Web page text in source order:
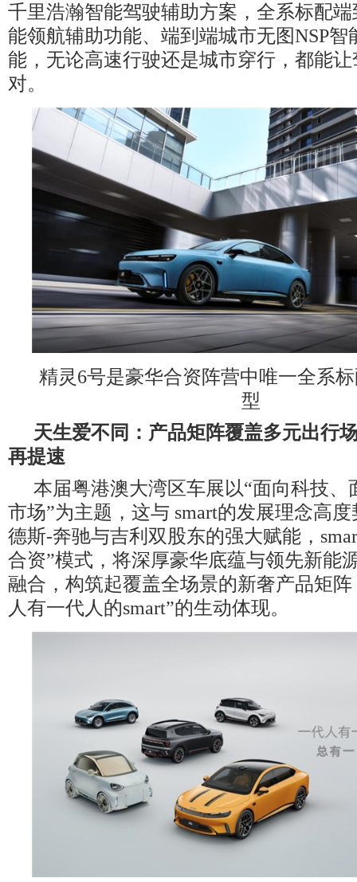
千里浩瀚智能驾驶辅助方案，全系标配端
能领航辅助功能、端到端城市无图NSP智
能，无论高速行驶还是城市穿行，都能
对。
精灵6号是豪华合资阵营中唯一全系
型
天生爱不同：产品矩阵覆盖多元出行
再提速
本届粤港澳大湾区车展以“面向科技、
市场”为主题，这与 smart的发展理念高
德斯-奔驰与吉利双股东的强大赋能，
合资”模式，将深厚豪华底蕴与领先新能
融合，构筑起覆盖全场景的新奢产品矩
人有一代人的smart”的生动体现。